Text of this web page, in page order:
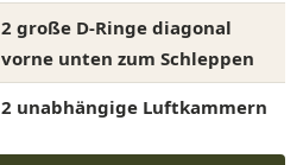
2 große D-Ringe diagonal
vorne unten zum Schleppen
2 unabhängige Luftkammern